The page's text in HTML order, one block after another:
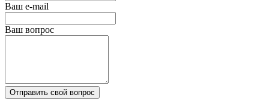
Ваш e-mail
Ваш вопрос
Отправить свой вопрос